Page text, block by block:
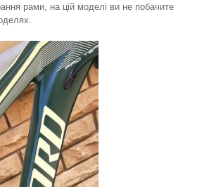
рами, на цій моделі ви не побачите